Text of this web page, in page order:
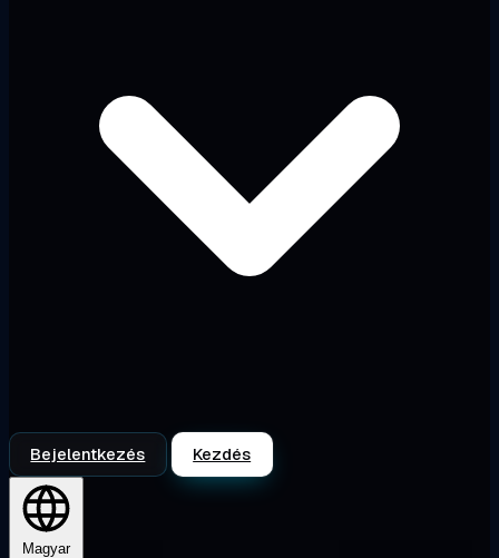
Bejelentkezés Kezdés
Magyar